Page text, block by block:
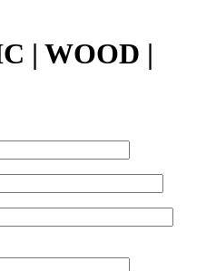
| WOOD |